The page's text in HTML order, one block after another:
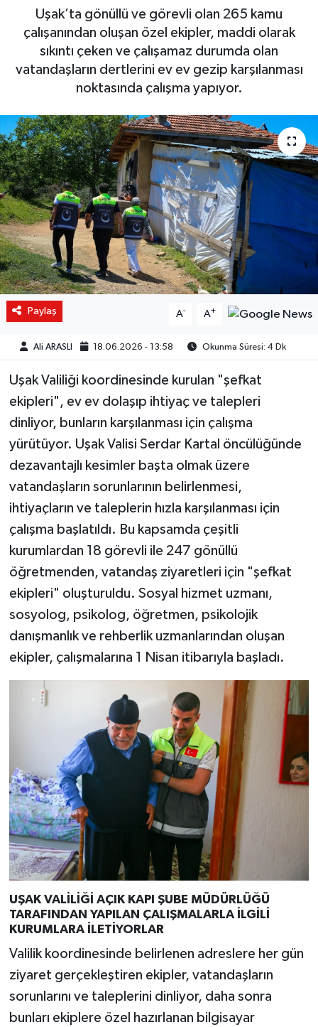
Uşak’ta gönüllü ve görevli olan 265 kamu
çalışanından oluşan özel ekipler, maddi olarak
sıkıntı çeken ve çalışamaz durumda olan
vatandaşların dertlerini ev ev gezip karşılanması
noktasında çalışma yapıyor.
Paylaş A- A+
Ali ARASLI 18.06.2026 - 13:58 Okunma Süresi: 4 Dk
Uşak Valiliği koordinesinde kurulan "şefkat
ekipleri", ev ev dolaşıp ihtiyaç ve talepleri
dinliyor, bunların karşılanması için çalışma
yürütüyor. Uşak Valisi Serdar Kartal öncülüğünde
dezavantajlı kesimler başta olmak üzere
vatandaşların sorunlarının belirlenmesi,
ihtiyaçların ve taleplerin hızla karşılanması için
çalışma başlatıldı. Bu kapsamda çeşitli
kurumlardan 18 görevli ile 247 gönüllü
öğretmenden, vatandaş ziyaretleri için "şefkat
ekipleri" oluşturuldu. Sosyal hizmet uzmanı,
sosyolog, psikolog, öğretmen, psikolojik
danışmanlık ve rehberlik uzmanlarından oluşan
ekipler, çalışmalarına 1 Nisan itibarıyla başladı.
UŞAK VALİLİĞİ AÇIK KAPI ŞUBE MÜDÜRLÜĞÜ
TARAFINDAN YAPILAN ÇALIŞMALARLA İLGİLİ
KURUMLARA İLETİYORLAR
Valilik koordinesinde belirlenen adreslere her gün
ziyaret gerçekleştiren ekipler, vatandaşların
sorunlarını ve taleplerini dinliyor, daha sonra
bunları ekiplere özel hazırlanan bilgisayar